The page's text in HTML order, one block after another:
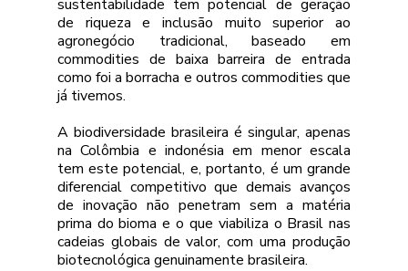
sustentabilidade tem potencial de geração
de riqueza e inclusão muito superior ao
agronegócio tradicional, baseado em
commodities de baixa barreira de entrada
como foi a borracha e outros commodities que
já tivemos.
A biodiversidade brasileira é singular, apenas
na Colômbia e indonésia em menor escala
tem este potencial, e, portanto, é um grande
diferencial competitivo que demais avanços
de inovação não penetram sem a matéria
prima do bioma e o que viabiliza o Brasil nas
cadeias globais de valor, com uma produção
biotecnológica genuinamente brasileira.